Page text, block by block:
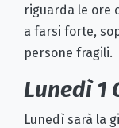
riguarda le ore
a farsi forte,
persone fragili.
Lunedì 1
Lunedì sarà la